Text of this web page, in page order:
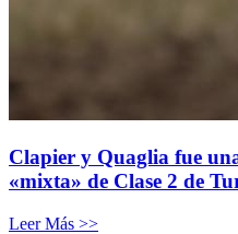
Clapier y Quaglia fue
«mixta» de Clase 2 de
Leer Más >>